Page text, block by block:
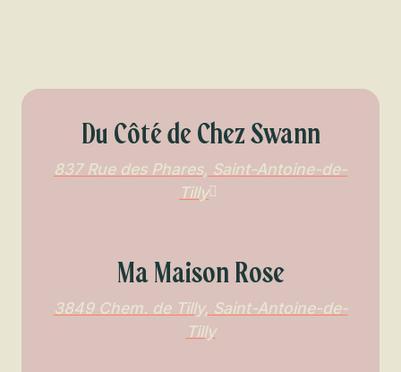
Du Côté de Chez Swann
837 Rue des Phares, Saint-Antoine-de-
Tilly
Ma Maison Rose
3849 Chem. de Tilly, Saint-Antoine-de-
Tilly